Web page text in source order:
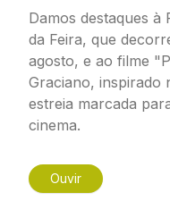
Damos destaques à
da Feira, que
agosto, e ao filme
Graciano, inspirado
estreia marcada
cinema.
Ouvir